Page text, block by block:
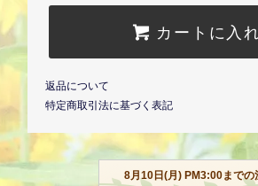
カートに入
返品について
特定商取引法に基づく表記